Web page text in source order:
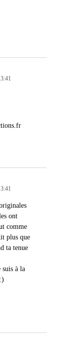
ont
comme
plus que
ta tenue
suis à la